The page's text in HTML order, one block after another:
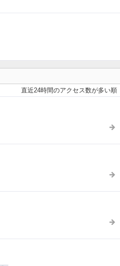
直近24時間のアクセス数が多い順